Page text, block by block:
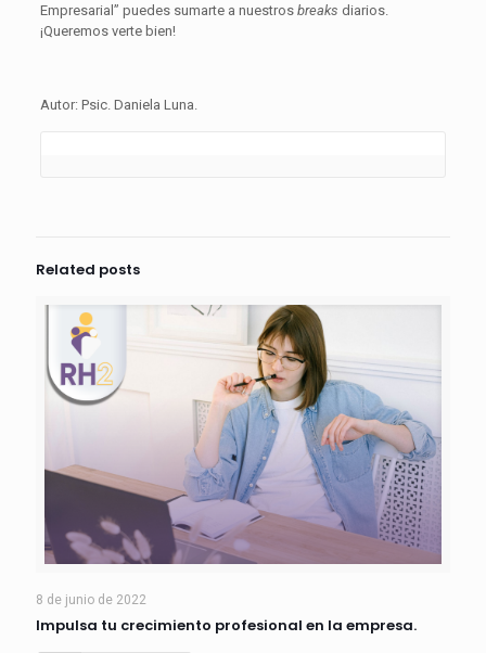
Empresarial” puedes sumarte a nuestros breaks diarios.
¡Queremos verte bien!
Autor: Psic. Daniela Luna.
Related posts
8 de junio de 2022
Impulsa tu crecimiento profesional en la empresa.